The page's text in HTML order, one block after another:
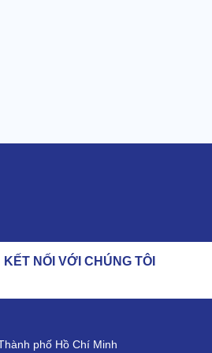
KẾT NỐI VỚI CHÚNG TÔI
phố Hồ Chí Minh